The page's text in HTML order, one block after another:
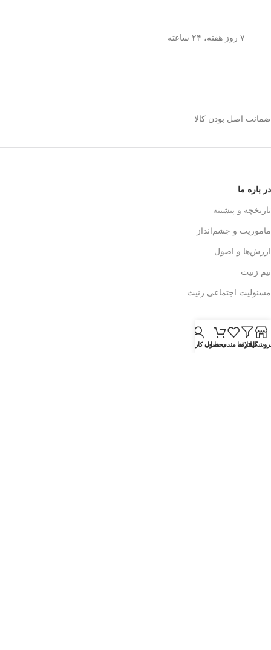
۷ روز هفته، ۲۴ ساعته
ضمانت اصل بودن کالا
در باره ما
تاریخچه و پیشینه
ماموریت و چشم‌انداز
ارزش‌ها و اصول
تیم زنیث
مسئولیت اجتماعی زنیث
تماس با ما
اطلاعات تماس
فیلتر ها
علاقه مندی ها
محصول
حساب کاربری من